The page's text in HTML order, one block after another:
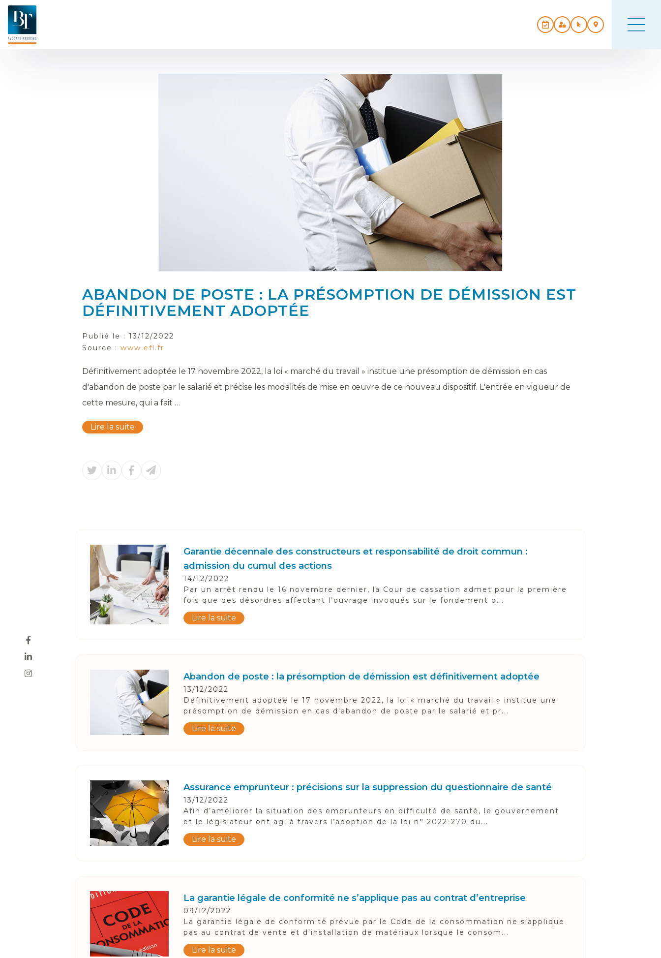
ABANDON DE POSTE : LA PRÉSOMPTION DE DÉMISSION EST
DÉFINITIVEMENT ADOPTÉE
Publié le : 13/12/2022
Source : www.efl.fr
Définitivement adoptée le 17 novembre 2022, la loi « marché du travail » institue une présomption de démission en cas
d'abandon de poste par le salarié et précise les modalités de mise en œuvre de ce nouveau dispositif. L'entrée en vigueur de
cette mesure, qui a fait …
Lire la suite
Garantie décennale des constructeurs et responsabilité de droit commun :
admission du cumul des actions
14/12/2022
Par un arrêt rendu le 16 novembre dernier, la Cour de cassation admet pour la première
fois que des désordres affectant l’ouvrage invoqués sur le fondement d...
Lire la suite
Abandon de poste : la présomption de démission est définitivement adoptée
13/12/2022
Définitivement adoptée le 17 novembre 2022, la loi « marché du travail » institue une
présomption de démission en cas d'abandon de poste par le salarié et pr...
Lire la suite
Assurance emprunteur : précisions sur la suppression du questionnaire de santé
13/12/2022
Afin d’améliorer la situation des emprunteurs en difficulté de santé, le gouvernement
et le législateur ont agi à travers l’adoption de la loi n° 2022-270 du...
Lire la suite
La garantie légale de conformité ne s’applique pas au contrat d’entreprise
09/12/2022
La garantie légale de conformité prévue par le Code de la consommation ne s’applique
pas au contrat de vente et d'installation de matériaux lorsque le consom...
Lire la suite